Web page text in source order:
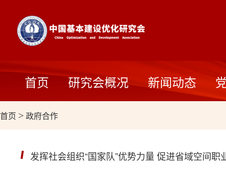
首页 研究会概况 新闻动态
首页 >政府合作
发挥社会组织“国家队”优势力量 促进省域空间